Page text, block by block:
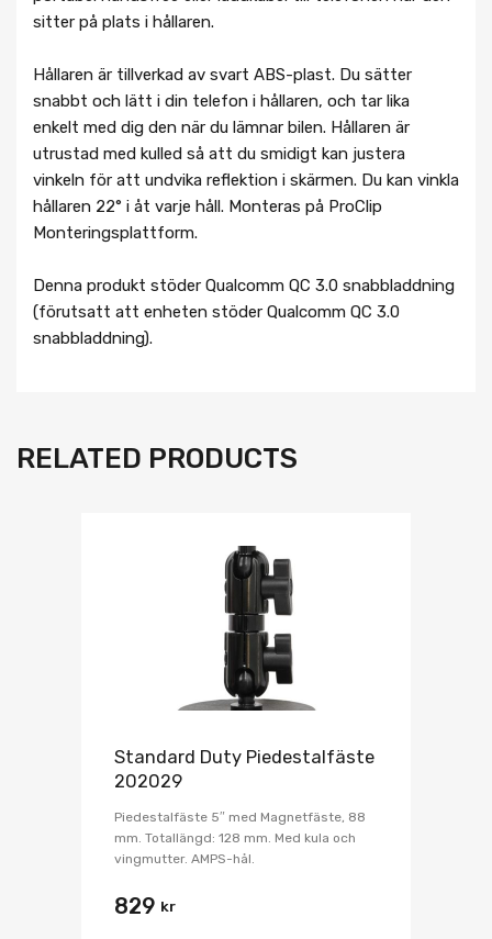
sitter på plats i hållaren.
Hållaren är tillverkad av svart ABS-plast. Du sätter
snabbt och lätt i din telefon i hållaren, och tar lika
enkelt med dig den när du lämnar bilen. Hållaren är
utrustad med kulled så att du smidigt kan justera
vinkeln för att undvika reflektion i skärmen. Du kan vinkla
hållaren 22° i åt varje håll. Monteras på ProClip
Monteringsplattform.
Denna produkt stöder Qualcomm QC 3.0 snabbladdning
(förutsatt att enheten stöder Qualcomm QC 3.0
snabbladdning).
RELATED PRODUCTS
Standard Duty Piedestalfäste
202029
Piedestalfäste 5″ med Magnetfäste, 88
mm. Totallängd: 128 mm. Med kula och
vingmutter. AMPS-hål.
829 kr